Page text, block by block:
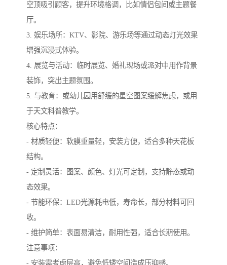
空顶吸引顾客，提升环境格调，比如情侣包间或主题餐
厅。
3. 娱乐场所：KTV、影院、游乐场等通过动态灯光效果
增强沉浸式体验。
4. 展览与活动：临时展览、婚礼现场或派对中用作背景
装饰，突出主题氛围。
5. 与教育：或幼儿园用舒缓的星空图案缓解焦虑，或用
于天文科普教学。
核心特点：
- 材质轻便：软膜重量轻，安装方便，适合多种天花板
结构。
- 定制灵活：图案、颜色、灯光可定制，支持静态或动
态效果。
- 节能环保：LED光源耗电低，寿命长，部分材料可回
收。
- 维护简单：表面易清洁，耐用性强，适合长期使用。
注意事项：
- 安装需考虑层高，避免低矮空间造成压抑感。